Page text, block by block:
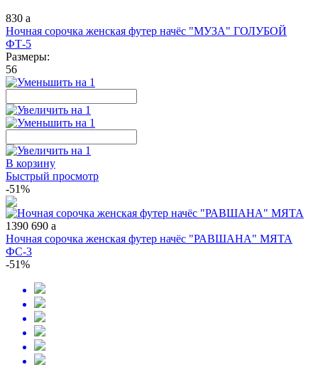
830 a
Ночная сорочка женская футер начёс "МУЗА" ГОЛУБОЙ
ФТ-5
Размеры:
56
В корзину
Быстрый просмотр
-51%
1390 690 a
Ночная сорочка женская футер начёс "РАВШАНА" МЯТА
ФС-3
-51%